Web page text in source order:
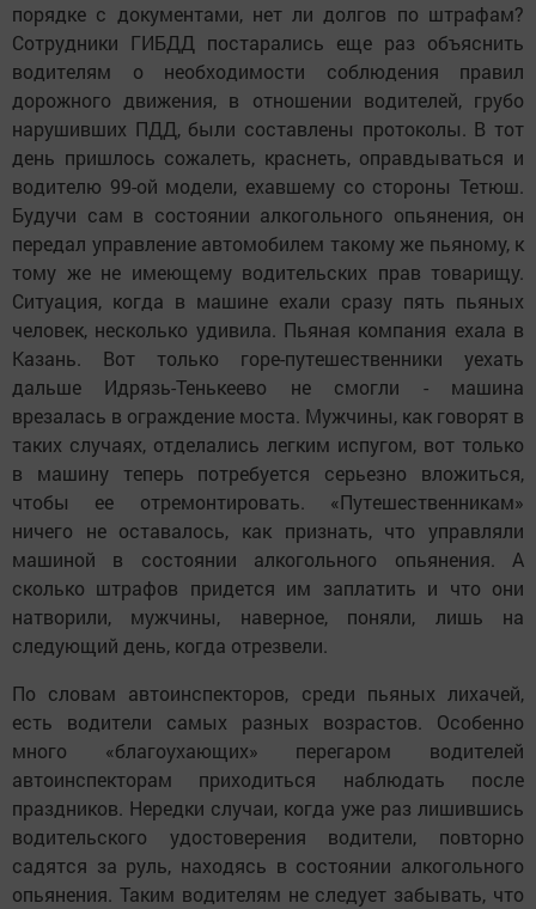
порядке с документами, нет ли долгов по штрафам?
Сотрудники ГИБДД постарались еще раз объяснить
водителям о необходимости соблюдения правил
дорожного движения, в отношении водителей, грубо
нарушивших ПДД, были составлены протоколы. В тот
день пришлось сожалеть, краснеть, оправдываться и
водителю 99-ой модели, ехавшему со стороны Тетюш.
Будучи сам в состоянии алкогольного опьянения, он
передал управление автомобилем такому же пьяному, к
тому же не имеющему водительских прав товарищу.
Ситуация, когда в машине ехали сразу пять пьяных
человек, несколько удивила. Пьяная компания ехала в
Казань. Вот только горе-путешественники уехать
дальше Идрязь-Тенькеево не смогли - машина
врезалась в ограждение моста. Мужчины, как говорят в
таких случаях, отделались легким испугом, вот только
в машину теперь потребуется серьезно вложиться,
чтобы ее отремонтировать. «Путешественникам»
ничего не оставалось, как признать, что управляли
машиной в состоянии алкогольного опьянения. А
сколько штрафов придется им заплатить и что они
натворили, мужчины, наверное, поняли, лишь на
следующий день, когда отрезвели.
По словам автоинспекторов, среди пьяных лихачей,
есть водители самых разных возрастов. Особенно
много «благоухающих» перегаром водителей
автоинспекторам приходиться наблюдать после
праздников. Нередки случаи, когда уже раз лишившись
водительского удостоверения водители, повторно
садятся за руль, находясь в состоянии алкогольного
опьянения. Таким водителям не следует забывать, что